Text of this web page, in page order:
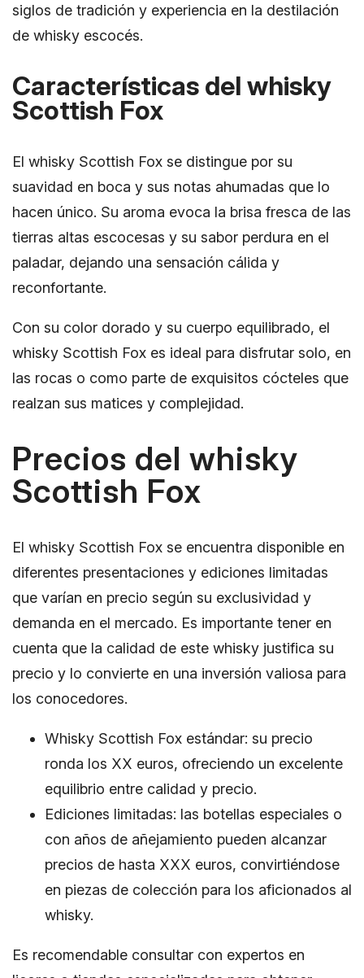
siglos de tradición y experiencia en la destilación
de whisky escocés.
Características del whisky
Scottish Fox
El whisky Scottish Fox se distingue por su
suavidad en boca y sus notas ahumadas que lo
hacen único. Su aroma evoca la brisa fresca de las
tierras altas escocesas y su sabor perdura en el
paladar, dejando una sensación cálida y
reconfortante.
Con su color dorado y su cuerpo equilibrado, el
whisky Scottish Fox es ideal para disfrutar solo, en
las rocas o como parte de exquisitos cócteles que
realzan sus matices y complejidad.
Precios del whisky
Scottish Fox
El whisky Scottish Fox se encuentra disponible en
diferentes presentaciones y ediciones limitadas
que varían en precio según su exclusividad y
demanda en el mercado. Es importante tener en
cuenta que la calidad de este whisky justifica su
precio y lo convierte en una inversión valiosa para
los conocedores.
Whisky Scottish Fox estándar: su precio
ronda los XX euros, ofreciendo un excelente
equilibrio entre calidad y precio.
Ediciones limitadas: las botellas especiales o
con años de añejamiento pueden alcanzar
precios de hasta XXX euros, convirtiéndose
en piezas de colección para los aficionados al
whisky.
Es recomendable consultar con expertos en